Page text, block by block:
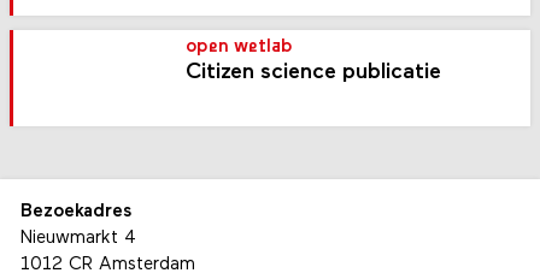
open wetlab
Citizen science publicatie
Bezoekadres
Nieuwmarkt 4
1012 CR Amsterdam